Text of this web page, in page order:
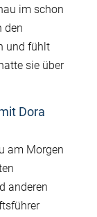
im schon
den
und fühlt
sie über
Dora
am Morgen
anderen